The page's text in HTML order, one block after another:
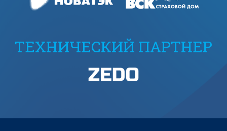
ТЕХНИЧЕСКИЙ ПАРТНЕР